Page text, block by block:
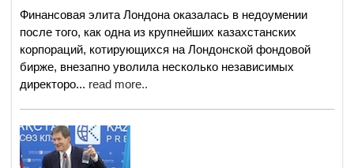
Финансовая элита Лондона оказалась в недоумении
после того, как одна из крупнейших казахстанских
корпораций, котирующихся на Лондонской фондовой
бирже, внезапно уволила несколько независимых
директоро... read more..